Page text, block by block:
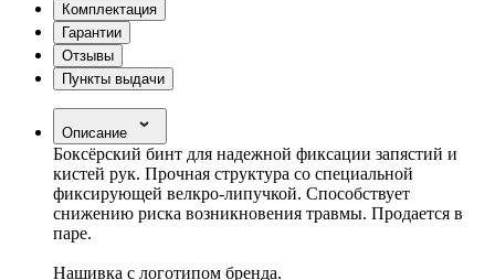
Комплектация
Гарантии
Отзывы
Пункты выдачи
Описание
Боксёрский бинт для надежной фиксации запястий и
кистей рук. Прочная структура со специальной
фиксирующей велкро-липучкой. Способствует
снижению риска возникновения травмы. Продается в
паре.
Нашивка с логотипом бренда.